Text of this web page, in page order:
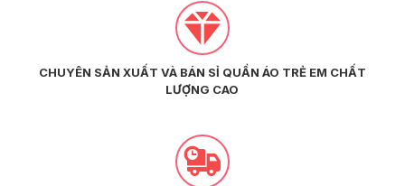
CHUYÊN SẢN XUẤT VÀ BÁN SỈ QUẦN ÁO TRẺ EM CHẤT
LƯỢNG CAO